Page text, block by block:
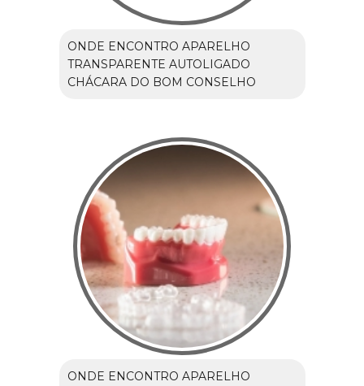
ONDE ENCONTRO APARELHO
TRANSPARENTE AUTOLIGADO
CHÁCARA DO BOM CONSELHO
ONDE ENCONTRO APARELHO